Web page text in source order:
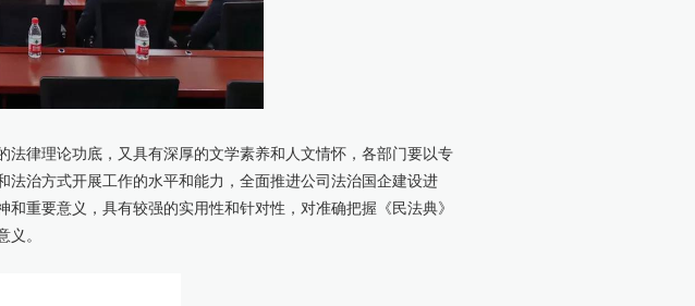
律理论功底，又具有深厚的文学素养和人文情怀，各部门要以专
治方式开展工作的水平和能力，全面推进公司法治国企建设进
重要意义，具有较强的实用性和针对性，对准确把握《民法典》
义。